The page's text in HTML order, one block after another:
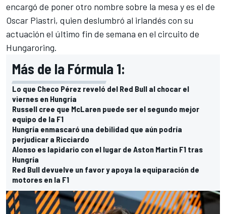
encargó de poner otro nombre sobre la mesa y es el de
Oscar Piastri, quien deslumbró al irlandés con su
actuación el último fin de semana en el circuito de
Hungaroring.
Más de la Fórmula 1:
Lo que Checo Pérez reveló del Red Bull al chocar el
viernes en Hungría
Russell cree que McLaren puede ser el segundo mejor
equipo de la F1
Hungría enmascaró una debilidad que aún podría
perjudicar a Ricciardo
Alonso es lapidario con el lugar de Aston Martin F1 tras
Hungría
Red Bull devuelve un favor y apoya la equiparación de
motores en la F1